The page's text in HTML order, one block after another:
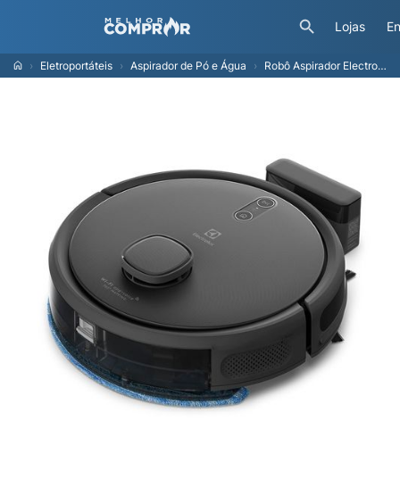
Lojas
Eletroportáteis Aspirador de Pó e Água Robô Aspirador Electrolux 4 em 1 Wi-Fi Experience até 1h40 Mapeamento Preto (ERB60) - Bivolt